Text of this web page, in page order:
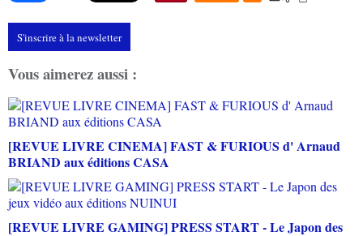
S'inscrire à la newsletter
Vous aimerez aussi :
[REVUE LIVRE CINEMA] FAST & FURIOUS d' Arnaud
BRIAND aux éditions CASA
[REVUE LIVRE GAMING] PRESS START - Le Japon des